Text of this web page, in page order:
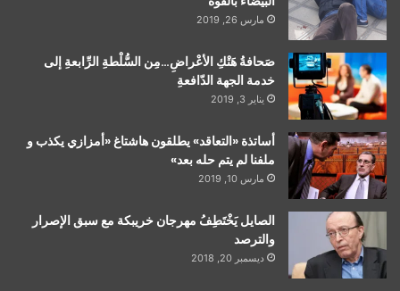
مارس 26, 2019
صَحافةُ هَتْكِ الأعْراضِ…مِن السُّلْطةِ الرِّابعةِ إلى
خدمة الجهة الدّافعةِ
يناير 3, 2019
أساتذة «التعاقد» يطلقون هاشتاغ «أمزازي يكذب و
ملفنا لم يتم حله بعد»
مارس 10, 2019
الصايل يَخْتَطِفُ مهرجان خريبكة مع سبق الإصرار
والترصد
ديسمبر 20, 2018